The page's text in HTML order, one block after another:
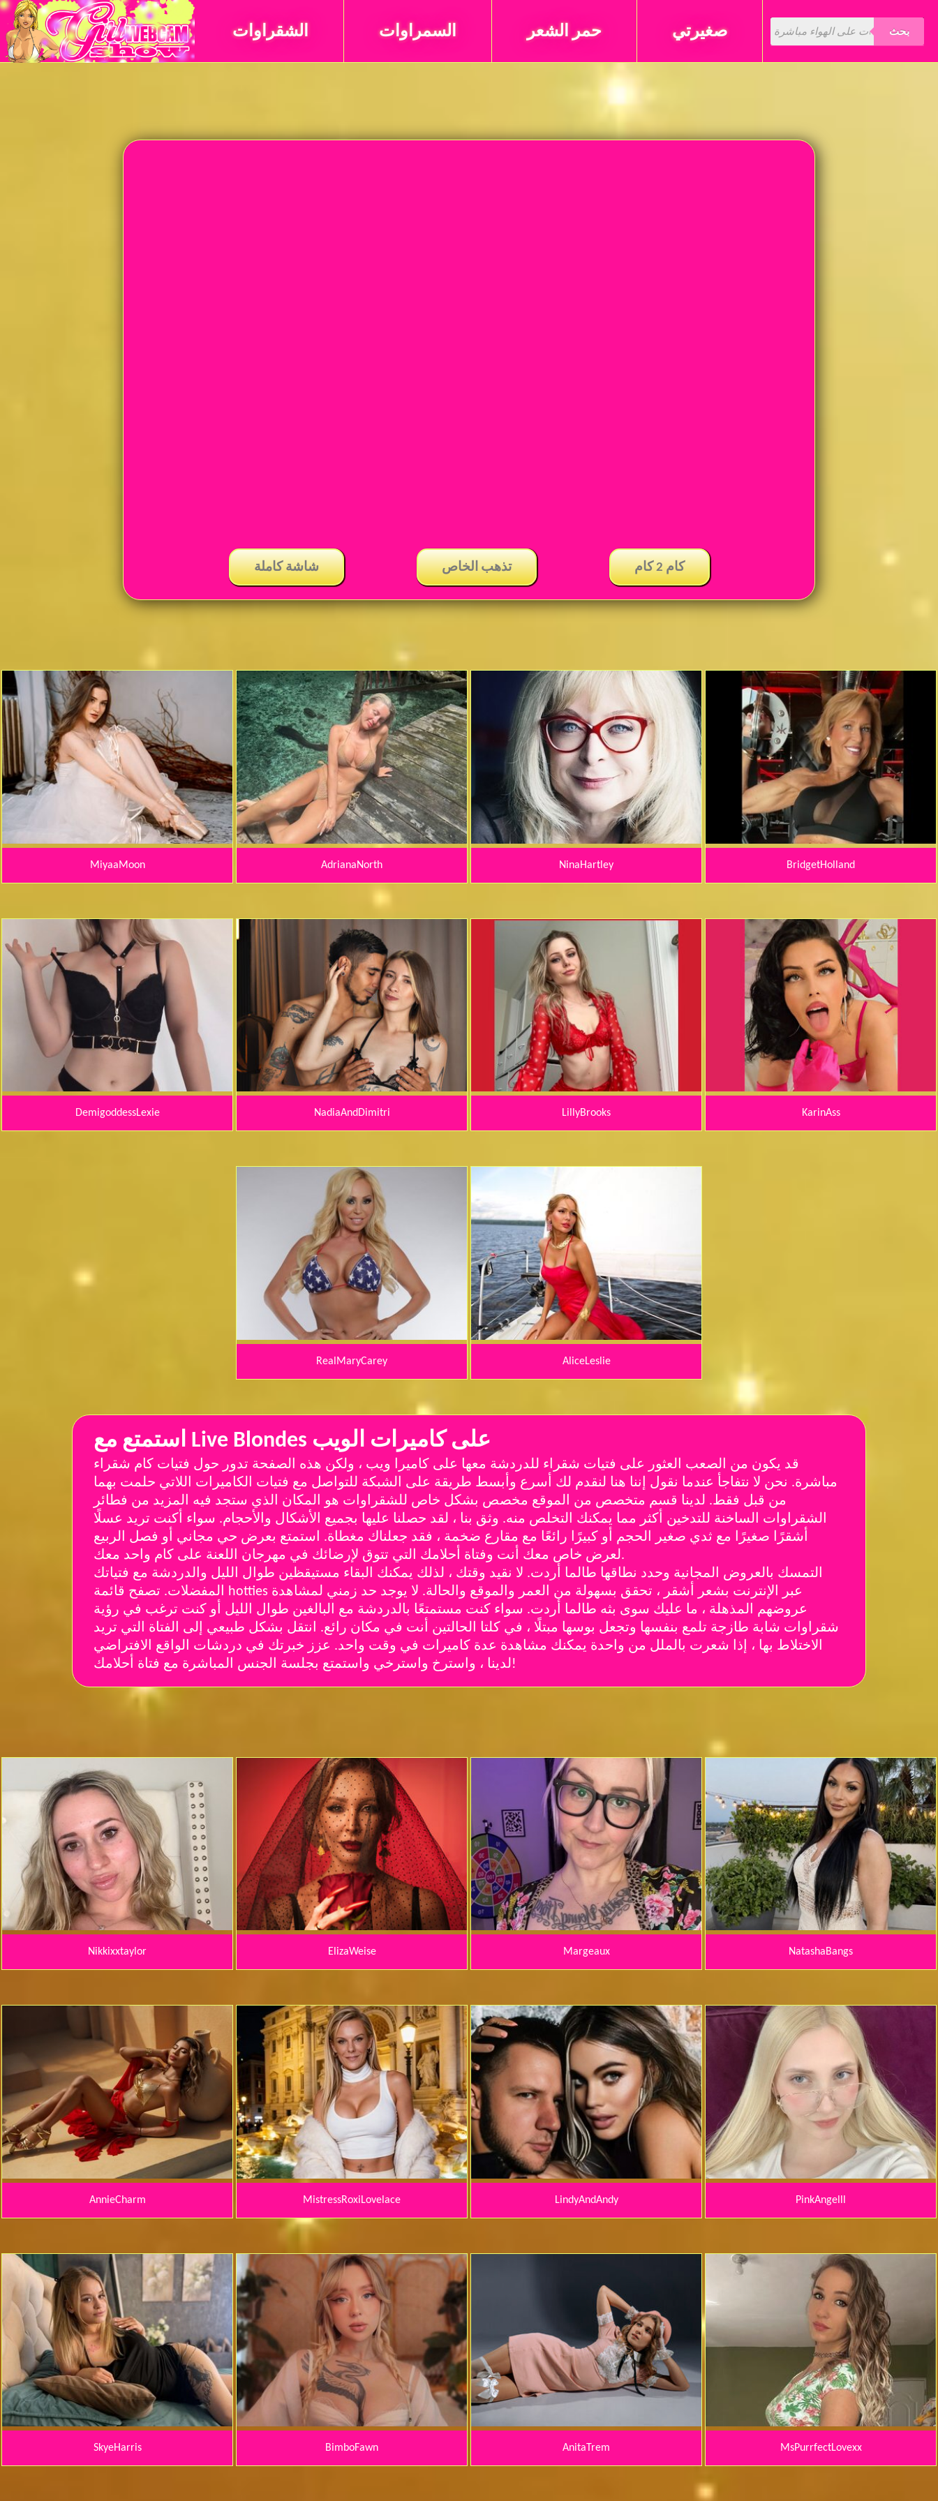
الشقراوات السمراوات حمر الشعر صغيرتي بحث
شاشة كاملة تذهب الخاص كام 2 كام
MiyaaMoon AdrianaNorth NinaHartley BridgetHolland
DemigoddessLexie NadiaAndDimitri LillyBrooks KarinAss
RealMaryCarey AliceLeslie
استمتع مع Live Blondes على كاميرات الويب
قد يكون من الصعب العثور على فتيات شقراء للدردشة معها على كاميرا ويب ، ولكن هذه الصفحة تدور حول فتيات كام شقراء
مباشرة. نحن لا نتفاجأ عندما نقول إننا هنا لنقدم لك أسرع وأبسط طريقة على الشبكة للتواصل مع فتيات الكاميرات اللاتي حلمت بهما
من قبل فقط. لدينا قسم متخصص من الموقع مخصص بشكل خاص للشقراوات هو المكان الذي ستجد فيه المزيد من فطائر
الشقراوات الساخنة للتدخين أكثر مما يمكنك التخلص منه. وثق بنا ، لقد حصلنا عليها بجميع الأشكال والأحجام. سواء أكنت تريد عسلًا
أشقرًا صغيرًا مع ثدي صغير الحجم أو كبيرًا رائعًا مع مقارع ضخمة ، فقد جعلناك مغطاة. استمتع بعرض حي مجاني أو فصل الربيع
لعرض خاص معك أنت وفتاة أحلامك التي تتوق لإرضائك في مهرجان اللعنة على كام واحد معك.
التمسك بالعروض المجانية وحدد نطاقها طالما أردت. لا نقيد وقتك ، لذلك يمكنك البقاء مستيقظين طوال الليل والدردشة مع فتياتك
المفضلات. تصفح قائمة hotties عبر الإنترنت بشعر أشقر ، تحقق بسهولة من العمر والموقع والحالة. لا يوجد حد زمني لمشاهدة
عروضهم المذهلة ، ما عليك سوى بثه طالما أردت. سواء كنت مستمتعًا بالدردشة مع البالغين طوال الليل أو كنت ترغب في رؤية
شقراوات شابة طازجة تلمع بنفسها وتجعل بوسها مبتلًا ، في كلتا الحالتين أنت في مكان رائع. انتقل بشكل طبيعي إلى الفتاة التي تريد
الاختلاط بها ، إذا شعرت بالملل من واحدة يمكنك مشاهدة عدة كاميرات في وقت واحد. عزز خبرتك في دردشات الواقع الافتراضي
لدينا ، واسترخ واسترخي واستمتع بجلسة الجنس المباشرة مع فتاة أحلامك!
Nikkixxtaylor ElizaWeise Margeaux NatashaBangs
AnnieCharm MistressRoxiLovelace LindyAndAndy PinkAngelll
SkyeHarris BimboFawn AnitaTrem MsPurrfectLovexx